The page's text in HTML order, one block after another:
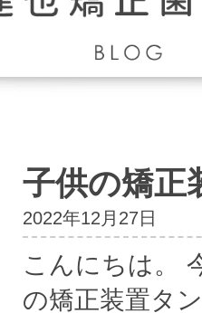
子供の矯
2022年12月27日
こんにちは。
の矯正装置タ